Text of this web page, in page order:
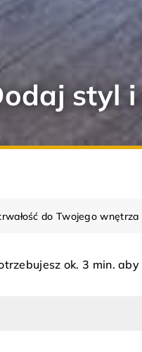
styl
do Twojego wnętrza
ok. 3 min.
PORADY